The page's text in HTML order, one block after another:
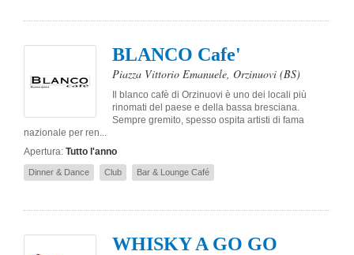
BLANCO Cafe'
Piazza Vittorio Emanuele, Orzinuovi (BS)
Il blanco cafè di Orzinuovi è uno dei locali più
rinomati del paese e della bassa bresciana.
Sempre gremito, spesso ospita artisti di fama
nazionale per ren...
Apertura: Tutto l'anno
Dinner & Dance Club Bar & Lounge Café
WHISKY A GO GO